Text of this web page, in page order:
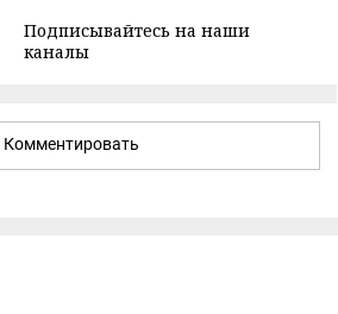
Подписывайтесь на наши
каналы
Комментировать